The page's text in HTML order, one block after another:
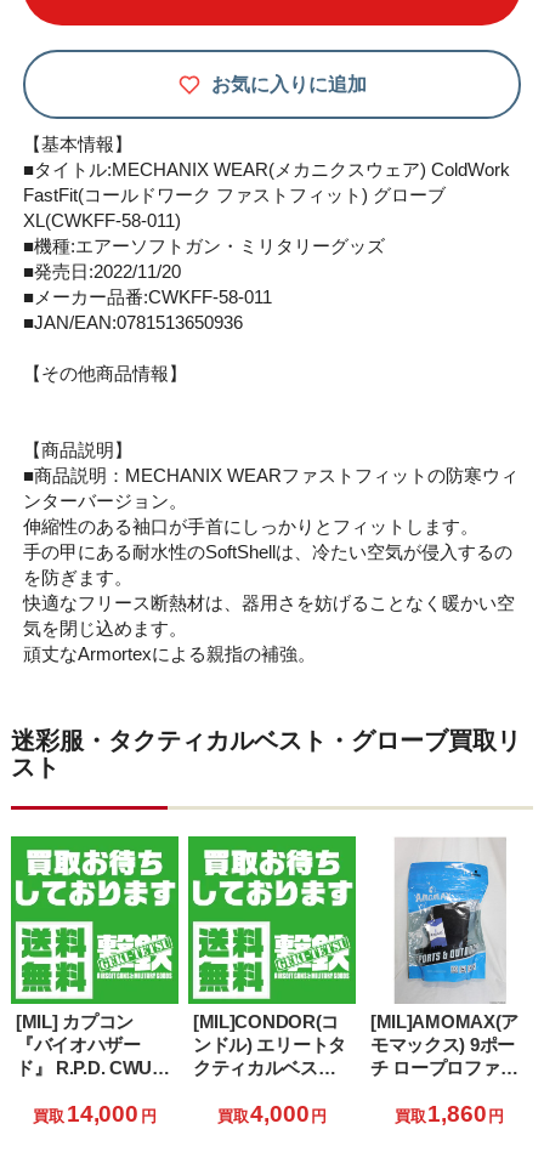
お気に入りに追加
【基本情報】
■タイトル:MECHANIX WEAR(メカニクスウェア) ColdWork
FastFit(コールドワーク ファストフィット) グローブ
XL(CWKFF-58-011)
■機種:エアーソフトガン・ミリタリーグッズ
■発売日:2022/11/20
■メーカー品番:CWKFF-58-011
■JAN/EAN:0781513650936
【その他商品情報】
【商品説明】
■商品説明：MECHANIX WEARファストフィットの防寒ウィ
ンターバージョン。
伸縮性のある袖口が手首にしっかりとフィットします。
手の甲にある耐水性のSoftShellは、冷たい空気が侵入するの
を防ぎます。
快適なフリース断熱材は、器用さを妨げることなく暖かい空
気を閉じ込めます。
頑丈なArmortexによる親指の補強。
迷彩服・タクティカルベスト・グローブ買取リ
スト
[MIL] カプコン
『バイオハザー
ド』 R.P.D. CWU-
ラック サイズL
買取 14,000 円
[MIL]CONDOR(コ
ンドル) エリートタ
クティカルベスト
(ETV-002)
買取4,000 円
[MIL]AMOMAX(ア
モマックス) 9ポー
チ ロープロファイ
BK(ブラック/黒)
買取 1,860 円